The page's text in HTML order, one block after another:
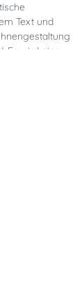
Text und
Es wird eine